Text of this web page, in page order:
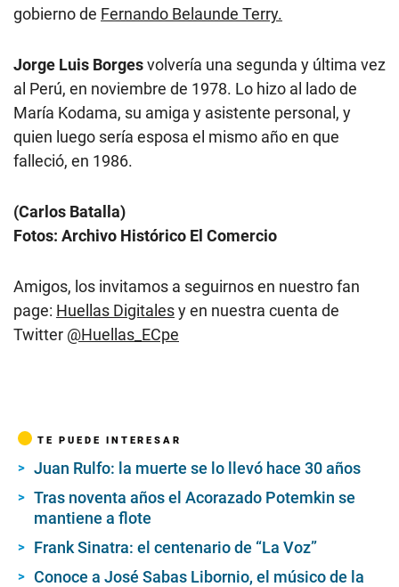
gobierno de Fernando Belaunde Terry.
Jorge Luis Borgesvolvería una segunda y última vez
al Perú, en noviembre de 1978. Lo hizo al lado de
María Kodama, su amiga y asistente personal, y
quien luego sería esposa el mismo año en que
falleció, en 1986.
(Carlos Batalla)
Fotos: Archivo Histórico El Comercio
Amigos, los invitamos a seguirnos en nuestro fan
page: Huellas Digitalesy en nuestra cuenta de
Twitter @Huellas_ECpe
TE PUEDE INTERESAR
Juan Rulfo: la muerte se lo llevó hace 30 años
Tras noventa años el Acorazado Potemkin se
mantiene a flote
Frank Sinatra: el centenario de “La Voz”
Conoce a José Sabas Libornio, el músico de la